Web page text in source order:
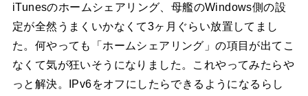
iTunesのホームシェアリング、母艦のWindows側の設
定が全然うまくいかなくて3ヶ月ぐらい放置してまし
た。何やっても「ホームシェアリング」の項目が出てこ
なくて気が狂いそうになりました。これやってみたらや
っと解決。IPv6をオフにしたらできるようになるらし